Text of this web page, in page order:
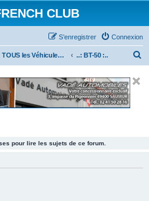
CLUB
Connexion
S’enregistrer
..: TOUS les Véhicules MAZDA :.. ..: BT-50 :..
e
pour lire les sujets de ce forum.